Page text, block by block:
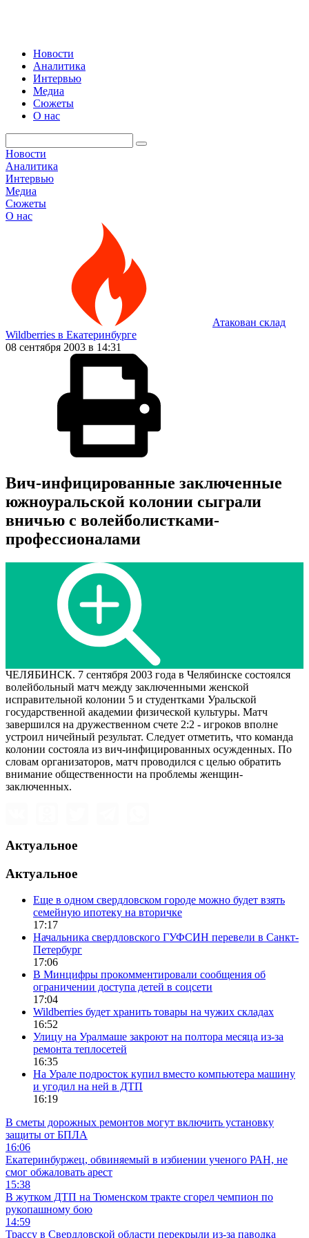
Новости
Аналитика
Интервью
Медиа
Сюжеты
О нас
Новости
Аналитика
Интервью
Медиа
Сюжеты
О нас
Атакован склад
Wildberries в Екатеринбурге
08 сентября 2003 в 14:31
Вич-инфицированные заключенные
южноуральской колонии сыграли
вничью с волейболистками-
профессионалами
ЧЕЛЯБИНСК. 7 сентября 2003 года в Челябинске состоялся
волейбольный матч между заключенными женской
исправительной колонии 5 и студентками Уральской
государственной академии физической культуры. Матч
завершился на дружественном счете 2:2 - игроков вполне
устроил ничейный результат. Следует отметить, что команда
колонии состояла из вич-инфицированных осужденных. По
словам организаторов, матч проводился с целью обратить
внимание общественности на проблемы женщин-
заключенных.
Актуальное
Актуальное
Еще в одном свердловском городе можно будет взять
семейную ипотеку на вторичке
17:17
Начальника свердловского ГУФСИН перевели в Санкт-
Петербург
17:06
В Минцифры прокомментировали сообщения об
ограничении доступа детей в соцсети
17:04
Wildberries будет хранить товары на чужих складах
16:52
Улицу на Уралмаше закроют на полтора месяца из-за
ремонта теплосетей
16:35
На Урале подросток купил вместо компьютера машину
и угодил на ней в ДТП
16:19
В сметы дорожных ремонтов могут включить установку
защиты от БПЛА
16:06
Екатеринбуржец, обвиняемый в избиении ученого РАН, не
смог обжаловать арест
15:38
В жутком ДТП на Тюменском тракте сгорел чемпион по
рукопашному бою
14:59
Трассу в Свердловской области перекрыли из-за паводка